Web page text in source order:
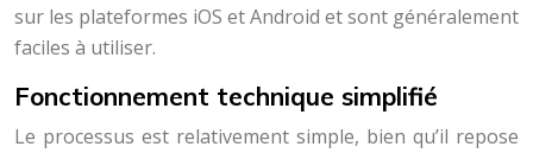
sur les plateformes iOS et Android et sont généralement
faciles à utiliser.
Fonctionnement technique simplifié
Le processus est relativement simple, bien qu’il repose